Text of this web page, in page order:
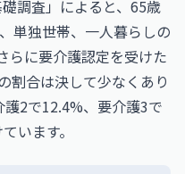
調査」によると、65歳
単独世帯、一人暮らしの
らに要介護認定を受けた
割合は決して少なくあり
2で12.4%、要介護3で
います。